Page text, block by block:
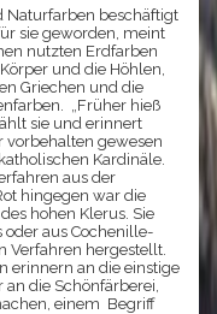
Naturfarben beschäftigt
sie geworden, meint
nutzten Erdfarben
und die Höhlen,
Griechen und die
„Früher hieß
sie und erinnert
vorbehalten gewesen
Kardinäle.
aus der
hingegen war die
hohen Klerus. Sie
aus Cochenille-
Verfahren hergestellt.
erinnern an die einstige
die Schönfärberei,
einem Begriff